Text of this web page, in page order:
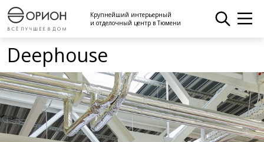
Крупнейший интерьерный
и отделочный центр в Тюмени
Deephouse